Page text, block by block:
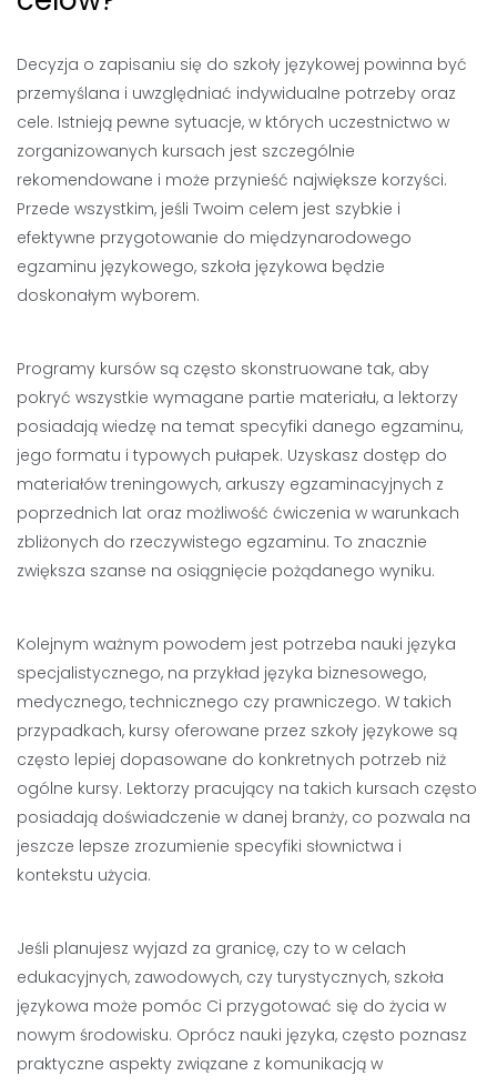
Decyzja o zapisaniu się do szkoły językowej powinna być
przemyślana i uwzględniać indywidualne potrzeby oraz
cele. Istnieją pewne sytuacje, w których uczestnictwo w
zorganizowanych kursach jest szczególnie
rekomendowane i może przynieść największe korzyści.
Przede wszystkim, jeśli Twoim celem jest szybkie i
efektywne przygotowanie do międzynarodowego
egzaminu językowego, szkoła językowa będzie
doskonałym wyborem.
Programy kursów są często skonstruowane tak, aby
pokryć wszystkie wymagane partie materiału, a lektorzy
posiadają wiedzę na temat specyfiki danego egzaminu,
jego formatu i typowych pułapek. Uzyskasz dostęp do
materiałów treningowych, arkuszy egzaminacyjnych z
poprzednich lat oraz możliwość ćwiczenia w warunkach
zbliżonych do rzeczywistego egzaminu. To znacznie
zwiększa szanse na osiągnięcie pożądanego wyniku.
Kolejnym ważnym powodem jest potrzeba nauki języka
specjalistycznego, na przykład języka biznesowego,
medycznego, technicznego czy prawniczego. W takich
przypadkach, kursy oferowane przez szkoły językowe są
często lepiej dopasowane do konkretnych potrzeb niż
ogólne kursy. Lektorzy pracujący na takich kursach często
posiadają doświadczenie w danej branży, co pozwala na
jeszcze lepsze zrozumienie specyfiki słownictwa i
kontekstu użycia.
Jeśli planujesz wyjazd za granicę, czy to w celach
edukacyjnych, zawodowych, czy turystycznych, szkoła
językowa może pomóc Ci przygotować się do życia w
nowym środowisku. Oprócz nauki języka, często poznasz
praktyczne aspekty związane z komunikacją w